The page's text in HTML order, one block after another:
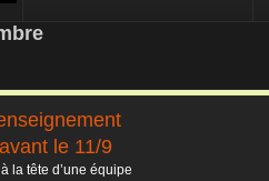
le 11/9
la tête d’une équipe